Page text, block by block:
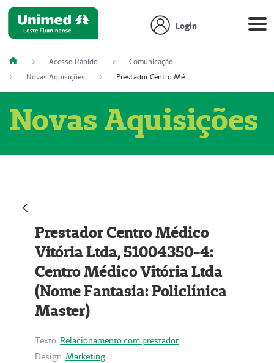
Login
Acesso Rápido
Comunicação
Novas Aquisições
Prestador Centro Médico Vitória Ltda, 51004350-4: Centro Médico Vitória Ltda (Nome Fantasia: Policlínica Master)
Novas Aquisições
Prestador Centro Médico
Vitória Ltda, 51004350-4:
Centro Médico Vitória Ltda
(Nome Fantasia: Policlínica
Master)
Texto: Relacionamento com prestador
Design: Marketing